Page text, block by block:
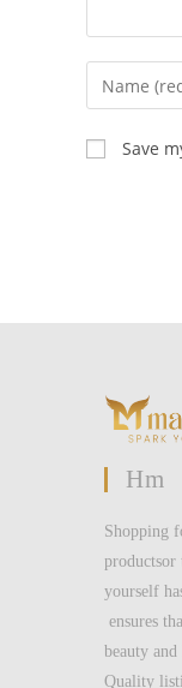
Enter
your
name
or
Save
Hm
Shopping
yourself
ensures
beauty
Quality